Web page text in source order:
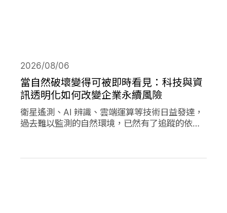
當自然破壞變得可被即時看見：科技與資
訊透明化如何改變企業永續風險
2026/08/06
衛星遙測、AI 辨識、雲端運算等技術日益發達，
過去難以監測的自然環境，已然有了追蹤的依